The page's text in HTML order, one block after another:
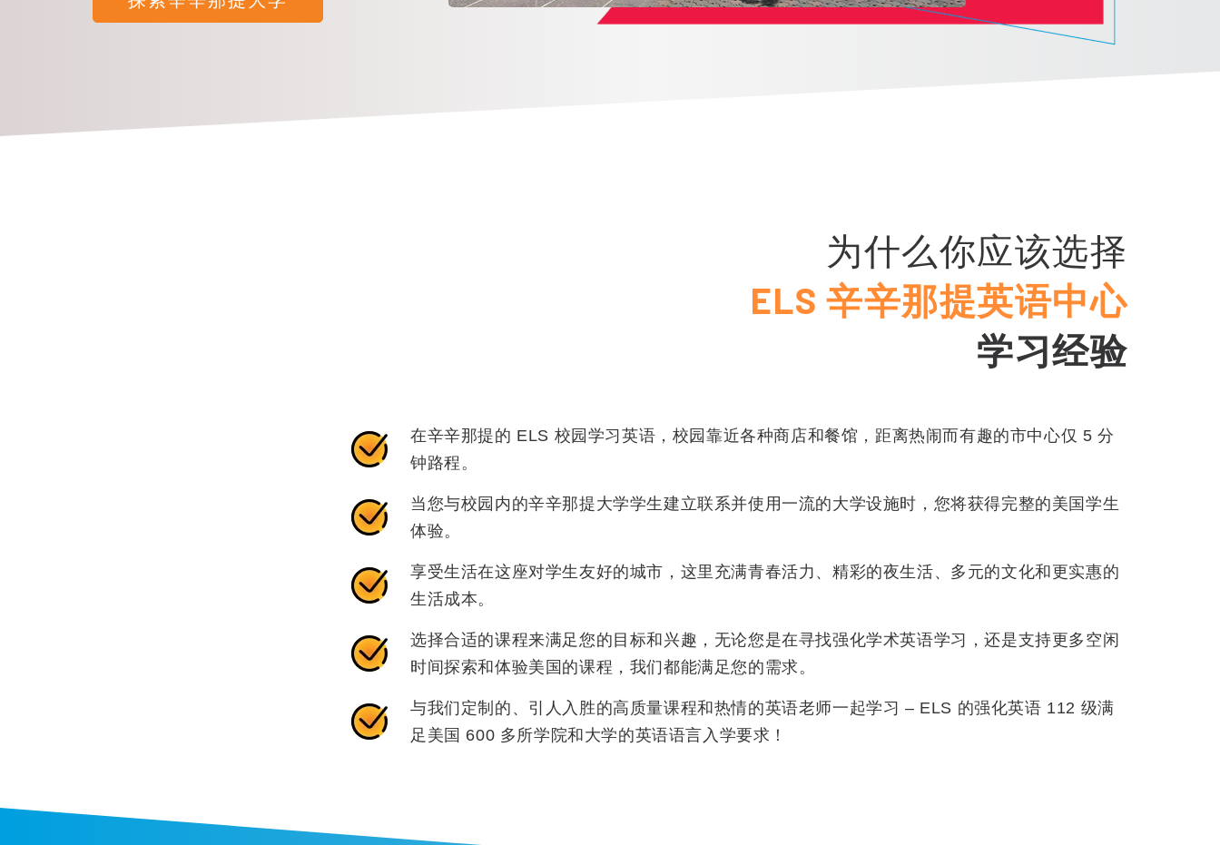
为什么你应该选择
ELS 辛辛那提英语中心
学习经验
在辛辛那提的 ELS 校园学习英语，校园靠近各种商店和餐馆，距离热闹而有趣的市中心仅 5 分
钟路程。
当您与校园内的辛辛那提大学学生建立联系并使用一流的大学设施时，您将获得完整的美国学生
体验。
享受生活在这座对学生友好的城市，这里充满青春活力、精彩的夜生活、多元的文化和更实惠的
生活成本。
选择合适的课程来满足您的目标和兴趣，无论您是在寻找强化学术英语学习，还是支持更多空闲
时间探索和体验美国的课程，我们都能满足您的需求。
与我们定制的、引人入胜的高质量课程和热情的英语老师一起学习 – ELS 的强化英语 112 级满
足美国 600 多所学院和大学的英语语言入学要求！